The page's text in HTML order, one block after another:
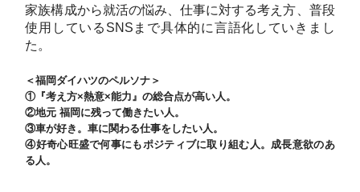
家族構成から就活の悩み、仕事に対する考え方、普段
使用しているSNSまで具体的に言語化していきまし
た。
＜福岡ダイハツのペルソナ＞
①『考え方×熱意×能力』の総合点が高い人。
②地元 福岡に残って働きたい人。
③車が好き。車に関わる仕事をしたい人。
④好奇心旺盛で何事にもポジティブに取り組む人。成長意欲のあ
る人。